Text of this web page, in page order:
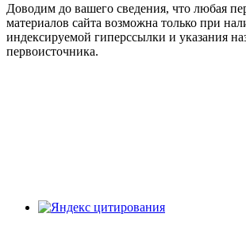
Доводим до вашего сведения, что любая
материалов сайта возможна только при
индексируемой гиперссылки и указания
первоисточника.